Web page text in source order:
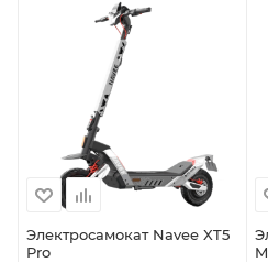
Электросамокат Navee XT5
Pro